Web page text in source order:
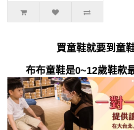
買童鞋就要到童
布布童鞋是0~12歲鞋款